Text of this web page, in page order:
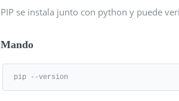
PIP se instala junto con python y puede
Mando
pip --version